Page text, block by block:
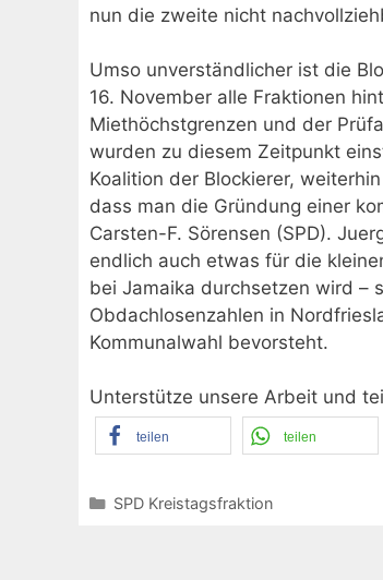
nun die zweite nicht
Umso unverständlicher ist die
16. November alle Fraktionen
Miethöchstgrenzen und der
wurden zu diesem Zeitpunkt
Koalition der Blockierer,
dass man die Gründung einer
Carsten-F. Sörensen (SPD).
endlich auch etwas für die
bei Jamaika durchsetzen wird –
Obdachlosenzahlen in
Kommunalwahl bevorsteht.
Unterstütze unsere Arbeit und
teilen teilen
Kategorien
SPD Kreistagsfraktion